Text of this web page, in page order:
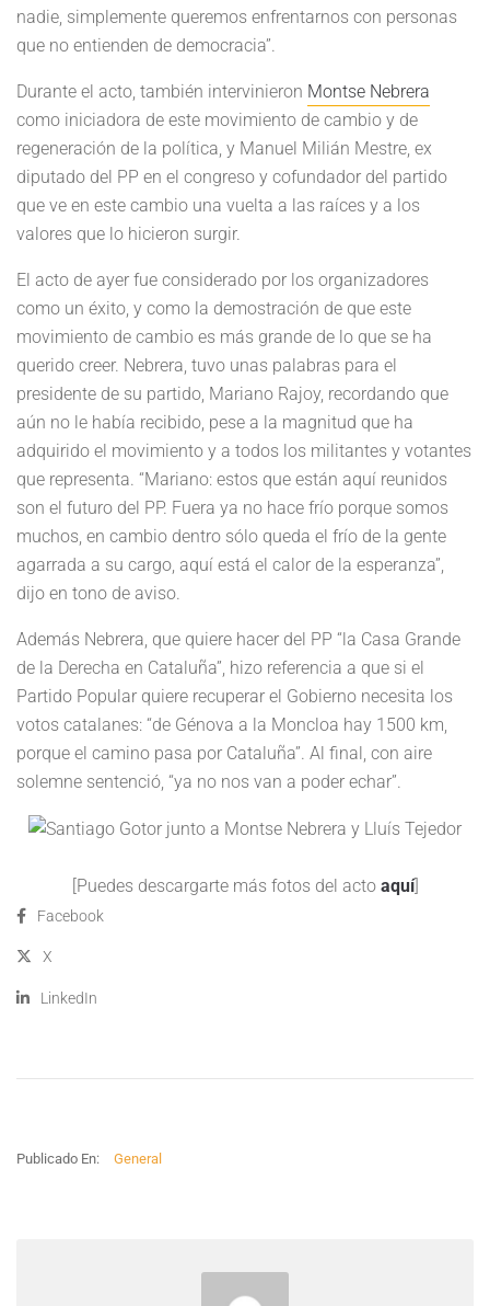
nadie, simplemente queremos enfrentarnos con personas
que no entienden de democracia”.
Durante el acto, también intervinieron Montse Nebrera
como iniciadora de este movimiento de cambio y de
regeneración de la política, y Manuel Milián Mestre, ex
diputado del PP en el congreso y cofundador del partido
que ve en este cambio una vuelta a las raíces y a los
valores que lo hicieron surgir.
El acto de ayer fue considerado por los organizadores
como un éxito, y como la demostración de que este
movimiento de cambio es más grande de lo que se ha
querido creer. Nebrera, tuvo unas palabras para el
presidente de su partido, Mariano Rajoy, recordando que
aún no le había recibido, pese a la magnitud que ha
adquirido el movimiento y a todos los militantes y votantes
que representa. “Mariano: estos que están aquí reunidos
son el futuro del PP. Fuera ya no hace frío porque somos
muchos, en cambio dentro sólo queda el frío de la gente
agarrada a su cargo, aquí está el calor de la esperanza”,
dijo en tono de aviso.
Además Nebrera, que quiere hacer del PP “la Casa Grande
de la Derecha en Cataluña”, hizo referencia a que si el
Partido Popular quiere recuperar el Gobierno necesita los
votos catalanes: “de Génova a la Moncloa hay 1500 km,
porque el camino pasa por Cataluña”. Al final, con aire
solemne sentenció, “ya no nos van a poder echar”.
[Puedes descargarte más fotos del acto aquí]
Facebook
X
LinkedIn
Publicado En: General